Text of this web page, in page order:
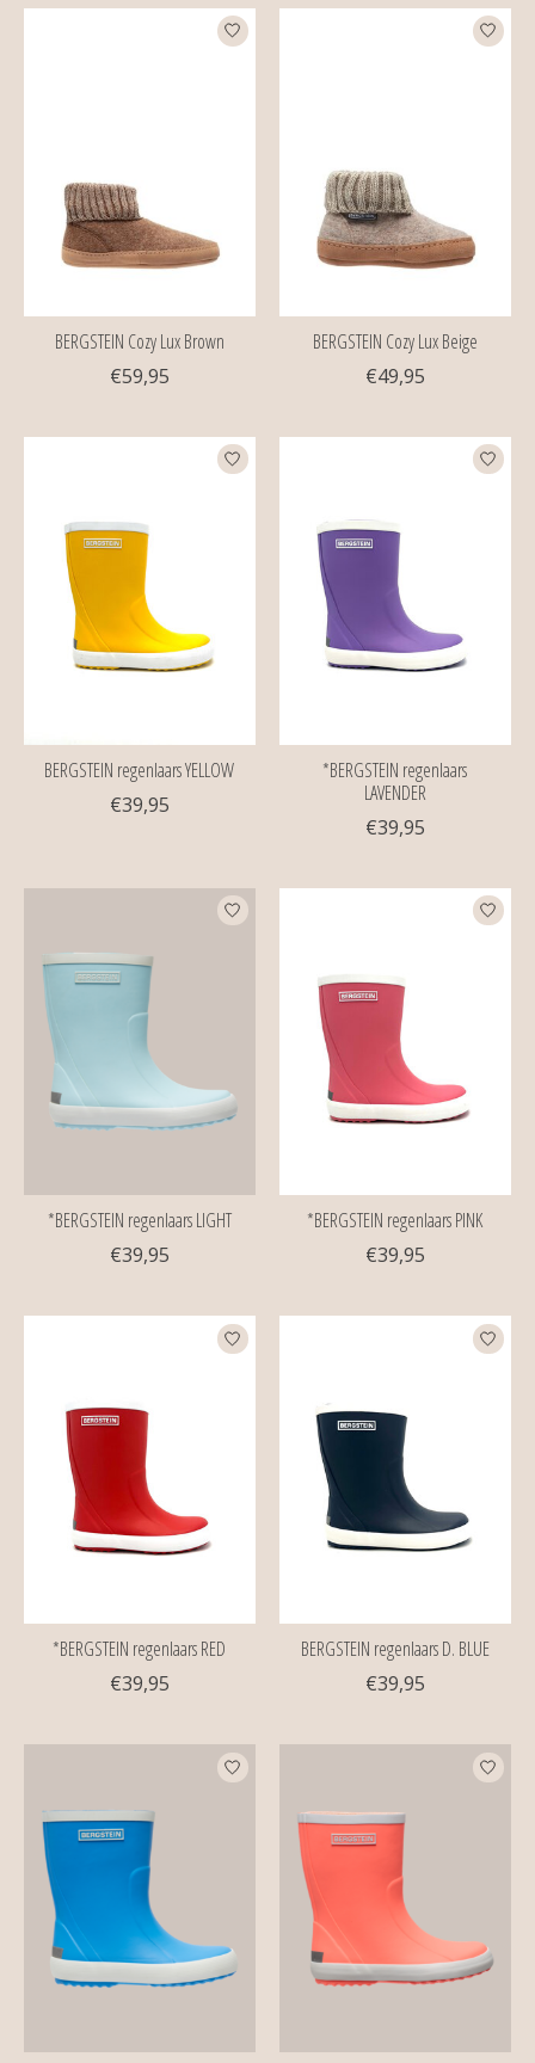
BERGSTEIN Cozy Lux Brown
€59,95
BERGSTEIN Cozy Lux Beige
€49,95
BERGSTEIN regenlaars YELLOW
€39,95
*BERGSTEIN regenlaars
LAVENDER
€39,95
*BERGSTEIN regenlaars LIGHT
€39,95
*BERGSTEIN regenlaars PINK
€39,95
*BERGSTEIN regenlaars RED
€39,95
BERGSTEIN regenlaars D. BLUE
€39,95